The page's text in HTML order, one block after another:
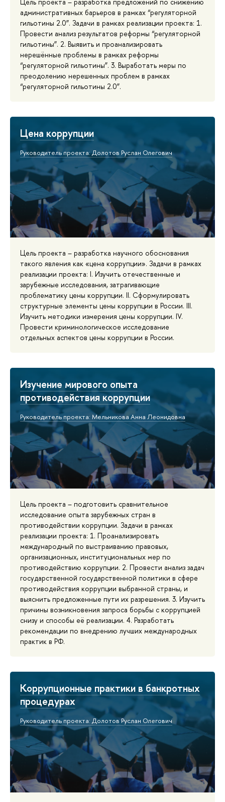
административных барьеров в рамках “регуляторной
гильотины 2.0”. Задачи в рамках реализации проекта: 1.
Провести анализ результатов реформы “регуляторной
гильотины”. 2. Выявить и проанализировать
нерешённые проблемы в рамках реформы
“регуляторной гильотины”. 3. Выработать меры по
преодолению нерешенных проблем в рамках
“регуляторной гильотины 2.0”.
Цена коррупции
Руководитель проекта: Долотов Руслан Олегович
Цель проекта – разработка научного обоснования
такого явления как «цена коррупции». Задачи в рамках
реализации проекта: I. Изучить отечественные и
зарубежные исследования, затрагивающие
проблематику цены коррупции. II. Сформулировать
структурные элементы цены коррупции в России. III.
Изучить методики измерения цены коррупции. IV.
Провести криминологическое исследование
отдельных аспектов цены коррупции в России.
Изучение мирового опыта
противодействия коррупции
Руководитель проекта: Мельникова Анна Леонидовна
Цель проекта – подготовить сравнительное
исследование опыта зарубежных стран в
противодействии коррупции. Задачи в рамках
реализации проекта: 1. Проанализировать
международный по выстраиванию правовых,
организационных, институциональных мер по
противодействию коррупции. 2. Провести анализ задач
государственной государственной политики в сфере
противодействия коррупции выбранной страны, и
выяснить предложенные пути их разрешения. 3. Изучить
причины возникновения запроса борьбы с коррупцией
снизу и способы её реализации. 4. Разработать
рекомендации по внедрению лучших международных
практик в РФ.
Коррупционные практики в банкротных
процедурах
Руководитель проекта: Долотов Руслан Олегович